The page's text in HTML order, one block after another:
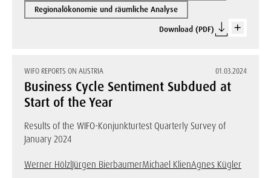
Regionalökonomie und räumliche Analyse
Download (PDF)
WIFO REPORTS ON AUSTRIA 01.03.2024
Business Cycle Sentiment Subdued at
Start of the Year
Results of the WIFO-Konjunkturtest Quarterly Survey of
January 2024
Werner HölzlJürgen BierbaumerMichael KlienAgnes Kügler